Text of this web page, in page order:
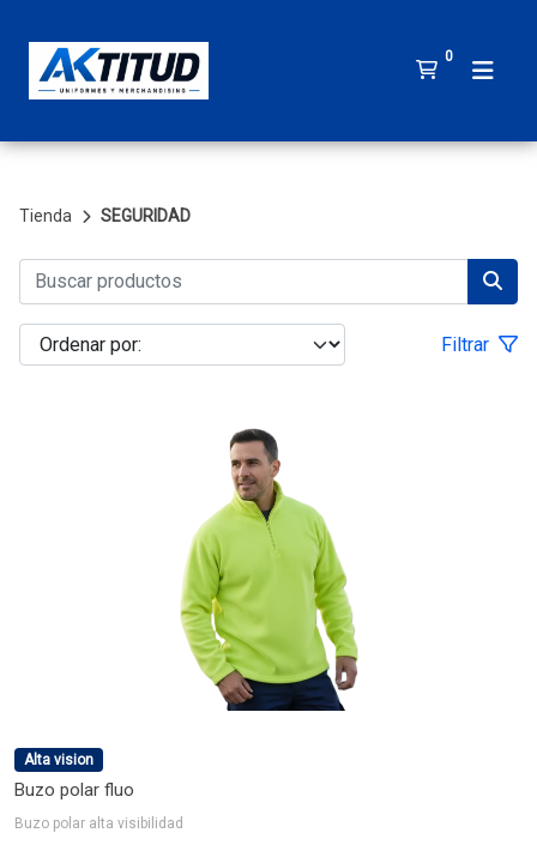
0
Tienda SEGURIDAD
Filtrar
Alta vision
Buzo polar fluo
Buzo polar alta visibilidad